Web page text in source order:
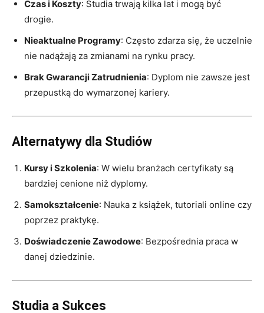
Czas i Koszty: Studia trwają kilka lat i mogą być
drogie.
Nieaktualne Programy: Często zdarza się, że uczelnie
nie nadążają za zmianami na rynku pracy.
Brak Gwarancji Zatrudnienia: Dyplom nie zawsze jest
przepustką do wymarzonej kariery.
Alternatywy dla Studiów
Kursy i Szkolenia: W wielu branżach certyfikaty są
bardziej cenione niż dyplomy.
Samokształcenie: Nauka z książek, tutoriali online czy
poprzez praktykę.
Doświadczenie Zawodowe: Bezpośrednia praca w
danej dziedzinie.
Studia a Sukces